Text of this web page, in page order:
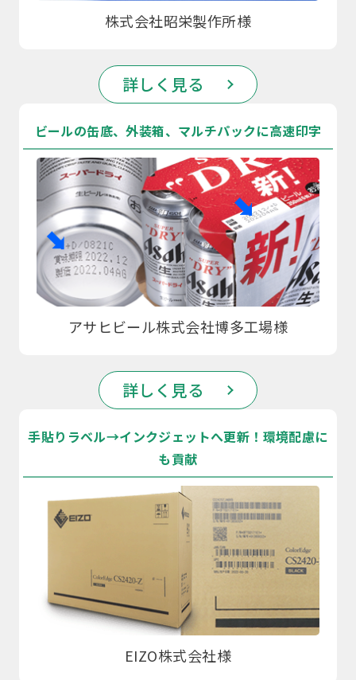
株式会社昭栄製作所様
詳しく見る
ビールの缶底、外装箱、マルチパックに高速印字
アサヒビール株式会社博多工場様
詳しく見る
手貼りラベル→インクジェットへ更新！環境配慮に
も貢献
EIZO株式会社様